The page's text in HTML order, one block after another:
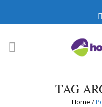
TAG
Home /